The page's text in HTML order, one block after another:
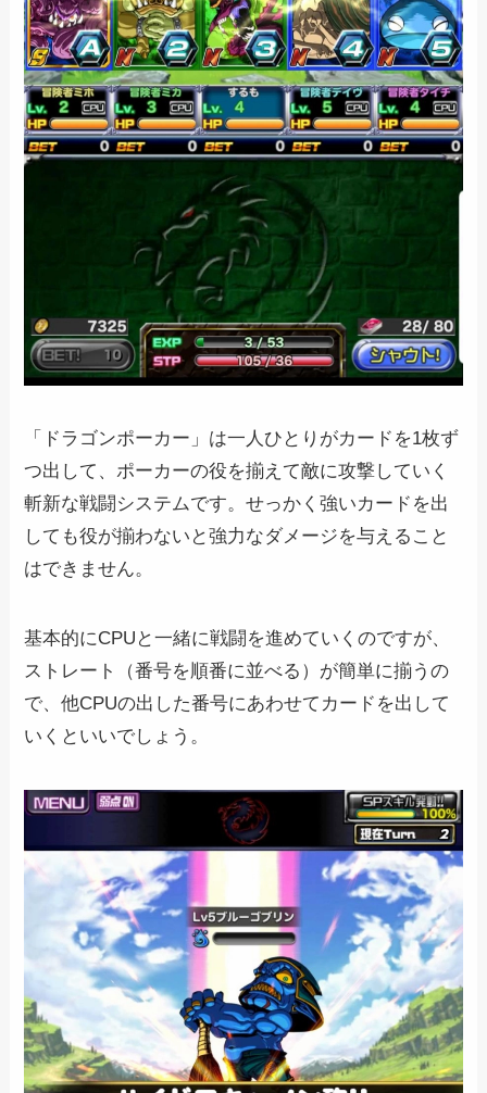
「ドラゴンポーカー」は一人ひとりがカードを1枚ず
つ出して、ポーカーの役を揃えて敵に攻撃していく
斬新な戦闘システムです。せっかく強いカードを出
しても役が揃わないと強力なダメージを与えること
はできません。
基本的にCPUと一緒に戦闘を進めていくのですが、
ストレート（番号を順番に並べる）が簡単に揃うの
で、他CPUの出した番号にあわせてカードを出して
いくといいでしょう。